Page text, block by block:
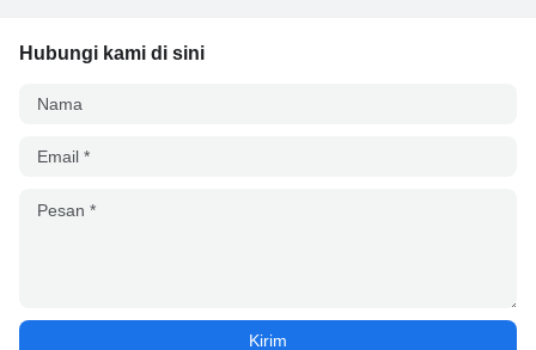
Hubungi kami di sini